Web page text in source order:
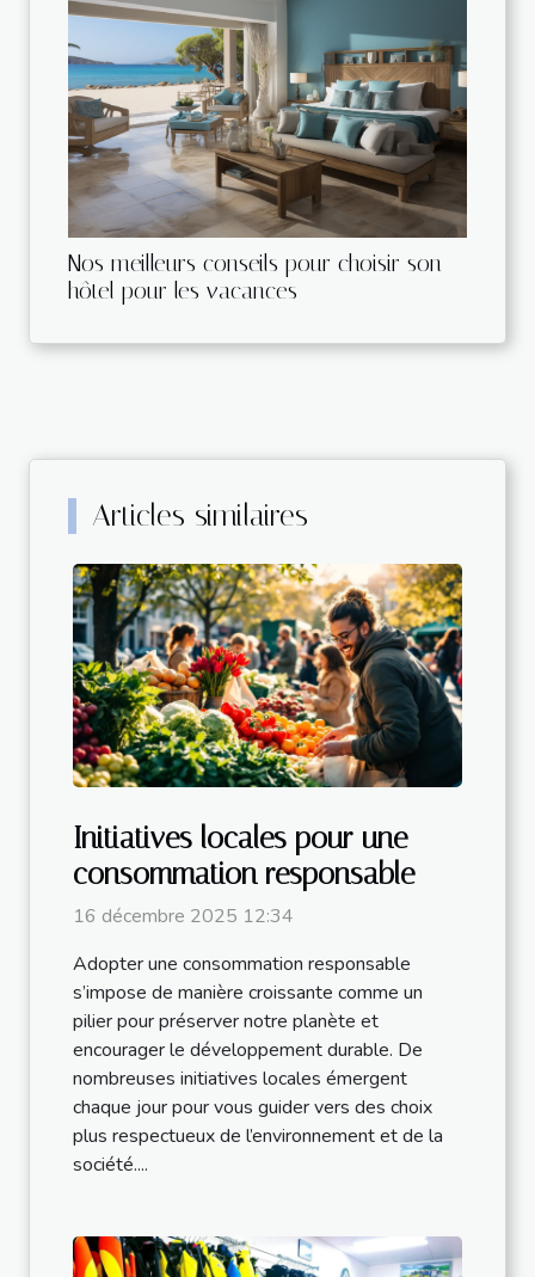
Nos meilleurs conseils pour choisir son
hôtel pour les vacances
Articles similaires
Initiatives locales pour une
consommation responsable
16 décembre 2025 12:34
Adopter une consommation responsable
s’impose de manière croissante comme un
pilier pour préserver notre planète et
encourager le développement durable. De
nombreuses initiatives locales émergent
chaque jour pour vous guider vers des choix
plus respectueux de l’environnement et de la
société....